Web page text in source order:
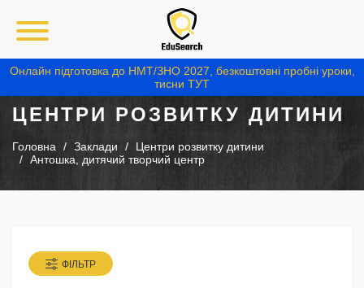
Онлайн підготовка до НМТ/ЗНО 2027, безкоштовні пробні уроки,
тисни ТУТ
ЦЕНТРИ РОЗВИТКУ ДИТИНИ
Головна Заклади
Центри розвитку дитини
Антошка, дитячий творчий центр
ФІЛЬТР